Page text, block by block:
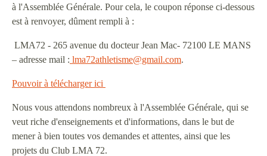
à l'Assemblée Générale. Pour cela, le coupon réponse ci-dessous
est à renvoyer, dûment rempli à :
LMA72 - 265 avenue du docteur Jean Mac- 72100 LE MANS
– adresse mail : lma72athletisme@gmail.com.
Pouvoir à télécharger ici
Nous vous attendons nombreux à l'Assemblée Générale, qui se
veut riche d'enseignements et d'informations, dans le but de
mener à bien toutes vos demandes et attentes, ainsi que les
projets du Club LMA 72.